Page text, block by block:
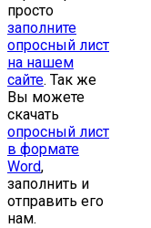
просто
заполните
опросный лист
на нашем
сайте. Так же
Вы можете
скачать
опросный лист
в формате
Word,
заполнить и
отправить его
нам.